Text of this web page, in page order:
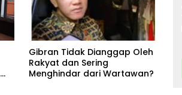
Gibran Tidak Dianggap Oleh
Rakyat dan Sering
Menghindar dari Wartawan?